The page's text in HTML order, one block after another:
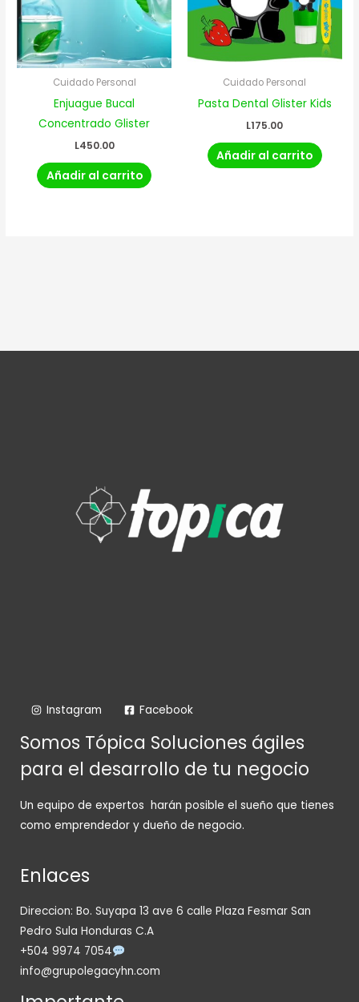
Cuidado Personal
Enjuague Bucal
Concentrado Glister
L450.00
Añadir al carrito
Cuidado Personal
Pasta Dental Glister Kids
L175.00
Añadir al carrito
Instagram Facebook
Somos Tópica Soluciones ágiles
para el desarrollo de tu negocio
Un equipo de expertos harán posible el sueño que tienes
como emprendedor y dueño de negocio.
Enlaces
Direccion: Bo. Suyapa 13 ave 6 calle Plaza Fesmar San
Pedro Sula Honduras C.A
+504 9974 7054
info@grupolegacyhn.com